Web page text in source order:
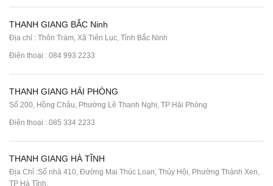
THANH GIANG BẮC Ninh
Địa chỉ : Thôn Trám, Xã Tiên Lục, Tỉnh Bắc Ninh
Điện thoại : 084 993 2233
THANH GIANG HẢI PHÒNG
Số 200, Hồng Châu, Phường Lê Thanh Nghị, TP Hải Phòng
Điện thoại : 085 334 2233
THANH GIANG HÀ TĨNH
Địa Chỉ :Số nhà 410, Đường Mai Thúc Loan, Thúy Hội, Phường Thành Xen,
TP Hà Tĩnh.